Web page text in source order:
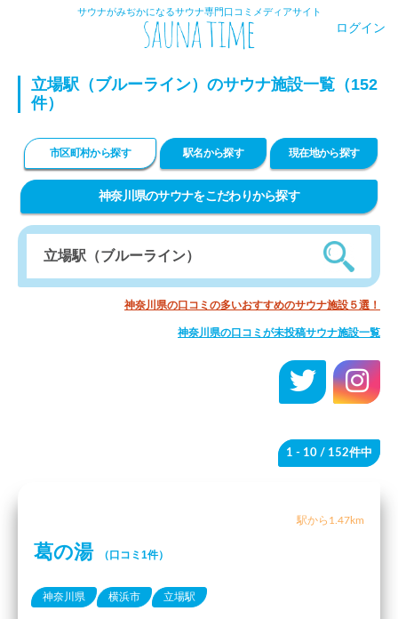
サウナがみぢかになるサウナ専門口コミメディアサイト
ログイン
立場駅（ブルーライン）のサウナ施設一覧（152
件）
市区町村から探す 駅名から探す 現在地から探す
神奈川県のサウナをこだわりから探す
神奈川県の口コミの多いおすすめのサウナ施設５選！
神奈川県の口コミが未投稿サウナ施設一覧
1 - 10 / 152件中
駅から1.47km
葛の湯 （口コミ1件）
神奈川県 横浜市 立場駅